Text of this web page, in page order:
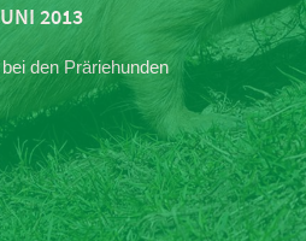
2013
den Präriehunden